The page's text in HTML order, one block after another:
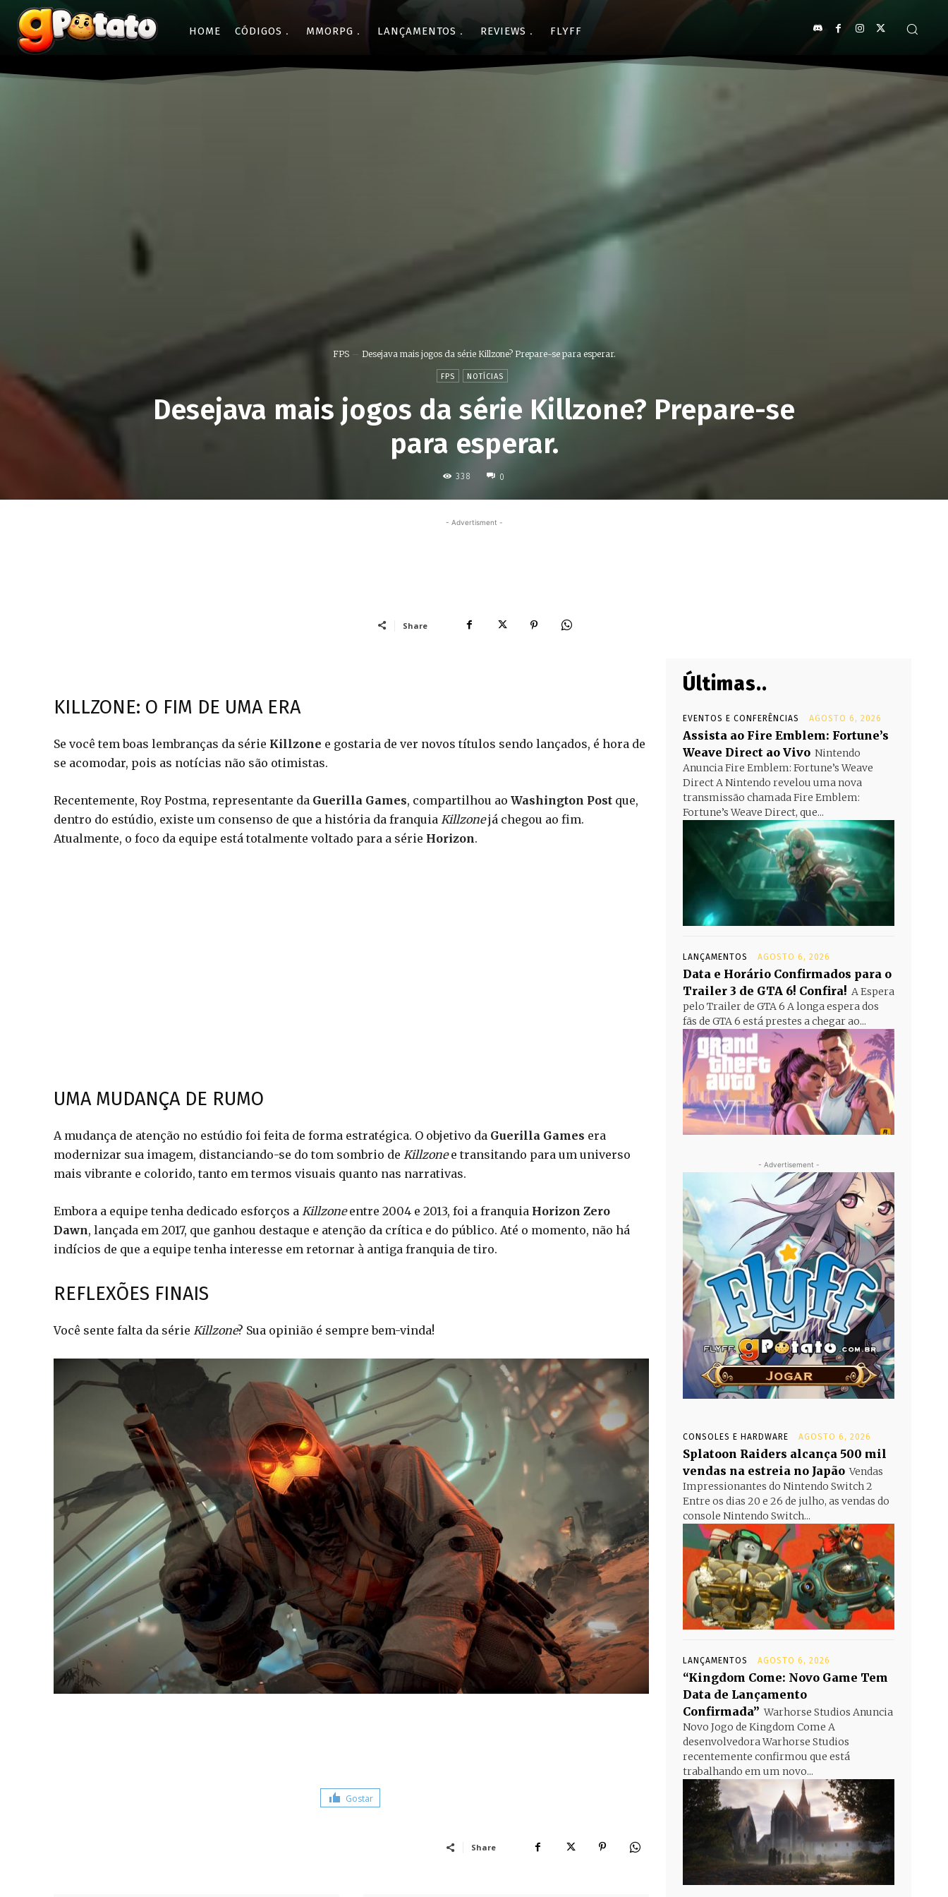
HOME CÓDIGOS MMORPG LANÇAMENTOS REVIEWS FLYFF
FPS Desejava mais jogos da série Killzone? Prepare-se para esperar.
FPS NOTÍCIAS
Desejava mais jogos da série Killzone? Prepare-se
para esperar.
338 0
- Advertisment -
Share
KILLZONE: O FIM DE UMA ERA
Se você tem boas lembranças da série Killzone e gostaria de ver novos títulos sendo lançados, é hora de
se acomodar, pois as notícias não são otimistas.
Recentemente, Roy Postma, representante da Guerilla Games, compartilhou ao Washington Post que,
dentro do estúdio, existe um consenso de que a história da franquia Killzonejá chegou ao fim.
Atualmente, o foco da equipe está totalmente voltado para a série Horizon.
UMA MUDANÇA DE RUMO
A mudança de atenção no estúdio foi feita de forma estratégica. O objetivo da Guerilla Games era
modernizar sua imagem, distanciando-se do tom sombrio de Killzonee transitando para um universo
mais vibrante e colorido, tanto em termos visuais quanto nas narrativas.
Embora a equipe tenha dedicado esforços a Killzoneentre 2004 e 2013, foi a franquia Horizon Zero
Dawn, lançada em 2017, que ganhou destaque e atenção da crítica e do público. Até o momento, não há
indícios de que a equipe tenha interesse em retornar à antiga franquia de tiro.
REFLEXÕES FINAIS
Você sente falta da série Killzone? Sua opinião é sempre bem-vinda!
Gostar
Share
Últimas..
EVENTOS E CONFERÊNCIAS AGOSTO 6, 2026
Assista ao Fire Emblem: Fortune’s
Weave Direct ao Vivo Nintendo
Anuncia Fire Emblem: Fortune’s Weave
Direct A Nintendo revelou uma nova
transmissão chamada Fire Emblem:
Fortune’s Weave Direct, que...
LANÇAMENTOS AGOSTO 6, 2026
Data e Horário Confirmados para o
Trailer 3 de GTA 6! Confira! A Espera
pelo Trailer de GTA 6 A longa espera dos
fãs de GTA 6 está prestes a chegar ao...
- Advertisement -
CONSOLES E HARDWARE AGOSTO 6, 2026
Splatoon Raiders alcança 500 mil
vendas na estreia no Japão Vendas
Impressionantes do Nintendo Switch 2
Entre os dias 20 e 26 de julho, as vendas do
console Nintendo Switch...
LANÇAMENTOS AGOSTO 6, 2026
“Kingdom Come: Novo Game Tem
Data de Lançamento
Confirmada” Warhorse Studios Anuncia
Novo Jogo de Kingdom Come A
desenvolvedora Warhorse Studios
recentemente confirmou que está
trabalhando em um novo...